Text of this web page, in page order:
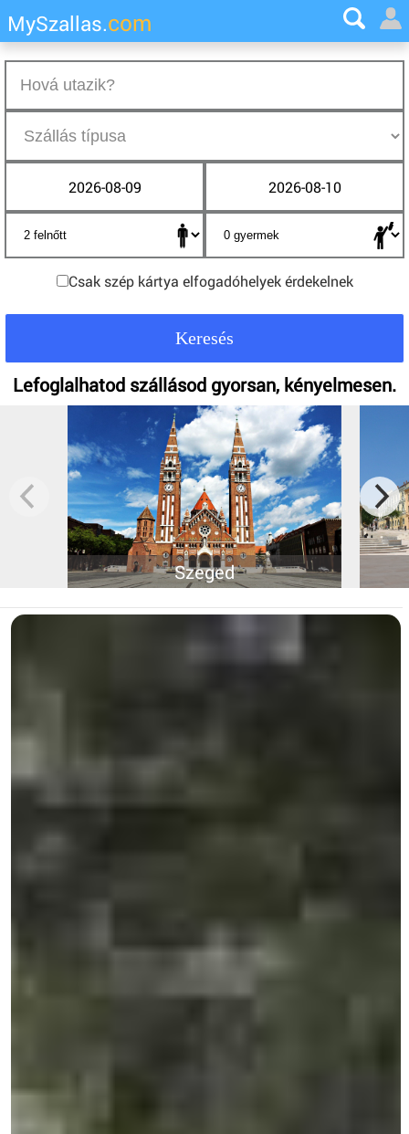
MySzallas.com
2026-08-09 2026-08-10
Csak szép kártya elfogadóhelyek érdekelnek
Lefoglalhatod szállásod gyorsan, kényelmesen.
Szeged